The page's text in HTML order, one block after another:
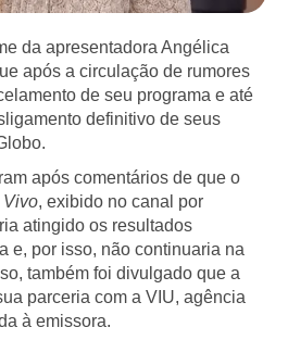
da apresentadora Angélica
após a circulação de rumores
de seu programa e até
definitivo de seus
após comentários de que o
Vivo, exibido no canal por
atingido os resultados
e, por isso, não continuaria na
também foi divulgado que a
parceria com a VIU, agência
à emissora.